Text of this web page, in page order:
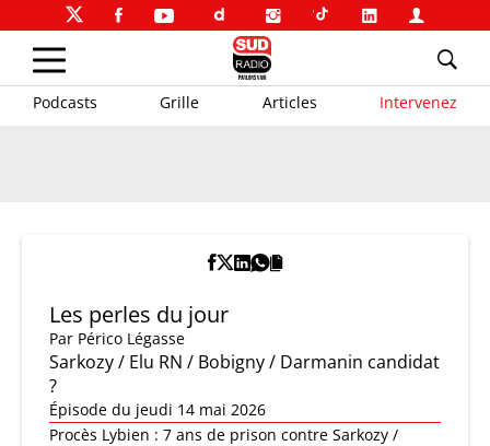
Podcasts Grille Articles Intervenez
Les perles du jour
Par Périco Légasse
Sarkozy / Elu RN / Bobigny / Darmanin candidat
?
Épisode du jeudi 14 mai 2026
Procès Lybien : 7 ans de prison contre Sarkozy /